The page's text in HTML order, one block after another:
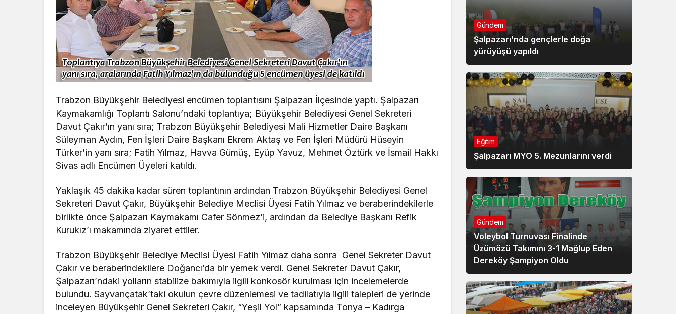
Trabzon Büyükşehir Belediyesi encümen toplantısını Şalpazarı İlçesinde yaptı. Şalpazarı
Kaymakamlığı Toplantı Salonu’ndaki toplantıya; Büyükşehir Belediyesi Genel Sekreteri
Davut Çakır’ın yanı sıra; Trabzon Büyükşehir Belediyesi Mali Hizmetler Daire Başkanı
Süleyman Aydın, Fen İşleri Daire Başkanı Ekrem Aktaş ve Fen İşleri Müdürü Hüseyin
Türker’in yanı sıra; Fatih Yılmaz, Havva Gümüş, Eyüp Yavuz, Mehmet Öztürk ve İsmail Hakkı
Sivas adlı Encümen Üyeleri katıldı.
Yaklaşık 45 dakika kadar süren toplantının ardından Trabzon Büyükşehir Belediyesi Genel
Sekreteri Davut Çakır, Büyükşehir Belediye Meclisi Üyesi Fatih Yılmaz ve beraberindekilerle
birlikte önce Şalpazarı Kaymakamı Cafer Sönmez’i, ardından da Belediye Başkanı Refik
Kurukız’ı makamında ziyaret ettiler.
Trabzon Büyükşehir Belediye Meclisi Üyesi Fatih Yılmaz daha sonra Genel Sekreter Davut
Çakır ve beraberindekilere Doğancı’da bir yemek verdi. Genel Sekreter Davut Çakır,
Şalpazarı’ndaki yolların stabilize bakımıyla ilgili konkosör kurulması için incelemelerde
bulundu. Sayvançatak’taki okulun çevre düzenlemesi ve tadilatıyla ilgili talepleri de yerinde
inceleyen Büyükşehir Genel Sekreteri Çakır, “Yeşil Yol” kapsamında Tonya – Kadırga
Gündem
Şalpazarı’nda gençlerle doğa
yürüyüşü yapıldı
Eğitim
Şalpazarı MYO 5. Mezunlarını verdi
Gündem
Voleybol Turnuvası Finalinde
Üzümözü Takımını 3-1 Mağlup Eden
Dereköy Şampiyon Oldu